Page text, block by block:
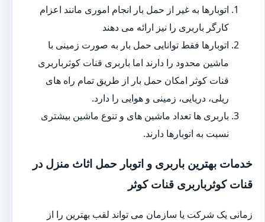
اتوبارها به غیر از حمل بار انجام اموری مانند اعزام
کارگر باربری را نیز ارائه می دهند
اتوبارها فقط توانایی حمل بار به صورت زمینی با
ماشین محدود را دارند اما باربری قنات کوثرباربری
قنات کوثر امکان حمل بار از طریق تمام راه های
ریلی، دریایی، زمینی و هوایی را دارد.
باربری ها تعداد ماشین های و تنوع ماشین بیشتری
نسبت به اتوبارها دارند.
خدمات بهترین باربری و اتوبار حمل اثاث منزل در
قنات کوثرباربری قنات کوثر
زمانی یک شرکت یا سازمان می تواند لقب بهترین را از